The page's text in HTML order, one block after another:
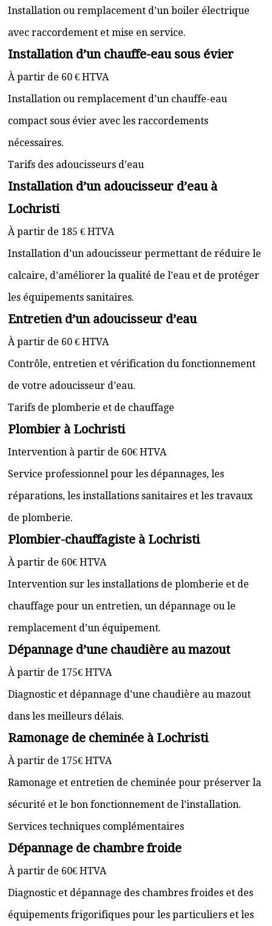
Installation ou remplacement d’un boiler électrique
avec raccordement et mise en service.
Installation d’un chauffe-eau sous évier
À partir de 60 € HTVA
Installation ou remplacement d’un chauffe-eau
compact sous évier avec les raccordements
nécessaires.
Tarifs des adoucisseurs d’eau
Installation d’un adoucisseur d’eau à
Lochristi
À partir de 185 € HTVA
Installation d’un adoucisseur permettant de réduire le
calcaire, d’améliorer la qualité de l’eau et de protéger
les équipements sanitaires.
Entretien d’un adoucisseur d’eau
À partir de 60 € HTVA
Contrôle, entretien et vérification du fonctionnement
de votre adoucisseur d’eau.
Tarifs de plomberie et de chauffage
Plombier à Lochristi
Intervention à partir de 60€ HTVA
Service professionnel pour les dépannages, les
réparations, les installations sanitaires et les travaux
de plomberie.
Plombier-chauffagiste à Lochristi
À partir de 60€ HTVA
Intervention sur les installations de plomberie et de
chauffage pour un entretien, un dépannage ou le
remplacement d’un équipement.
Dépannage d’une chaudière au mazout
À partir de 175€ HTVA
Diagnostic et dépannage d’une chaudière au mazout
dans les meilleurs délais.
Ramonage de cheminée à Lochristi
À partir de 175€ HTVA
Ramonage et entretien de cheminée pour préserver la
sécurité et le bon fonctionnement de l’installation.
Services techniques complémentaires
Dépannage de chambre froide
À partir de 60€ HTVA
Diagnostic et dépannage des chambres froides et des
équipements frigorifiques pour les particuliers et les